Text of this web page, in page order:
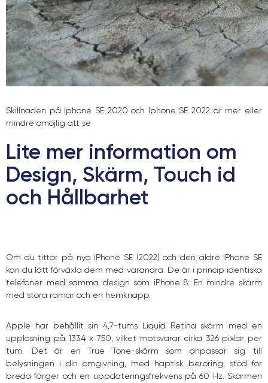
Skillnaden på Iphone SE 2020 och Iphone SE 2022 är mer eller
mindre omöjlig att se
Lite mer information om
Design, Skärm, Touch id
och Hållbarhet
Om du tittar på nya iPhone SE (2022) och den äldre iPhone SE
kan du lätt förväxla dem med varandra. De är i princip identiska
telefoner med samma design som iPhone 8: En mindre skärm
med stora ramar och en hemknapp.
Apple har behållit sin 4,7-tums Liquid Retina skärm med en
upplösning på 1334 x 750, vilket motsvarar cirka 326 pixlar per
tum. Det är en True Tone-skärm som anpassar sig till
belysningen i din omgivning, med haptisk beröring, stöd för
breda färger och en uppdateringsfrekvens på 60 Hz. Skärmen